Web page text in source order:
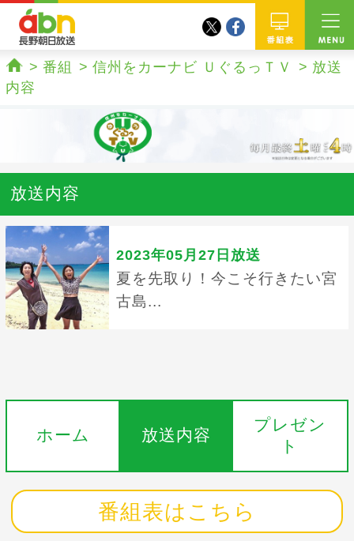
番組
twitterfacebook
ホーム
番組 信州をカーナビ ＵぐるっＴＶ
放送
内容
放送内容
2023年05月27日放送
夏を先取り！今こそ行きたい宮
古島...
ホーム 放送内容
プレゼン
ト
番組表はこちら